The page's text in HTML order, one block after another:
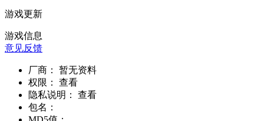
游戏更新
游戏信息
意见反馈
厂商：
暂无资料
权限：
查看
隐私说明：
查看
包名：